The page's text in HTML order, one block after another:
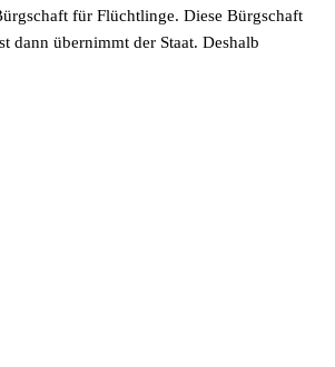
für Flüchtlinge. Diese Bürgschaft
dann übernimmt der Staat. Deshalb